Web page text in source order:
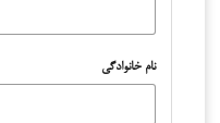
نام خانوادگی